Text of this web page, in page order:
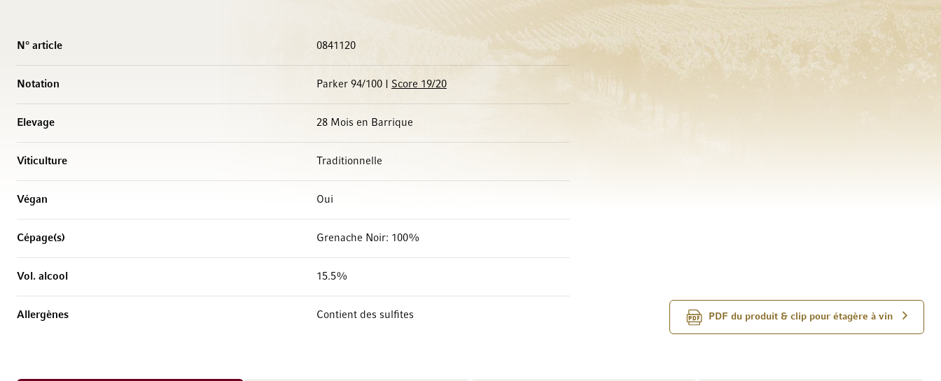
PDF du produit & clip pour étagère à vin
N° article 0841120
Notation Parker 94/100 | Score 19/20
Elevage 28 Mois en Barrique
Viticulture Traditionnelle
Végan Oui
Cépage(s) Grenache Noir: 100%
Vol. alcool 15.5%
Allergènes Contient des sulfites